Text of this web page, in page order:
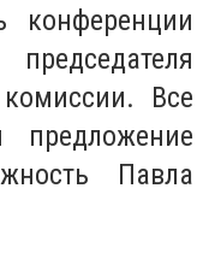
конференции
Все
предложение
Павла